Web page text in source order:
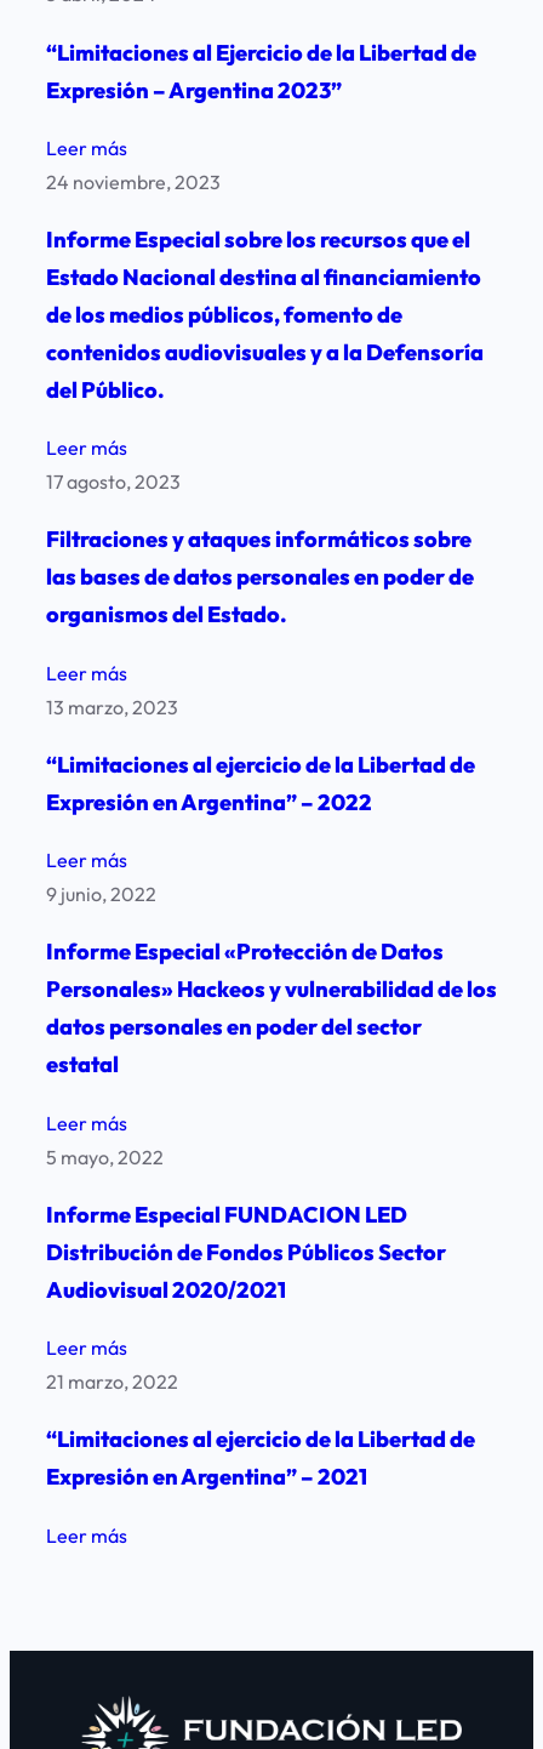
Ejercicio
de
de
Expresión
–
“Limitaciones al Ejercicio de la Libertad de
Expresión – Argentina 2023”
Leer más:
“Limitaciones
Ejercicio
de
la
Libertad
de
–
Argentina
24 noviembre, 2023
Informe Especial sobre los recursos que el
Estado Nacional destina al financiamiento
de los medios públicos, fomento de
contenidos audiovisuales y a la Defensoría
del Público.
Leer más:
Informe
sobre
los
recursos
el
Estado
Nacional
de
medios
públicos,
fomento
audiovisuales
y
la
Defensoría
del
17 agosto, 2023
Filtraciones y ataques informáticos sobre
las bases de datos personales en poder de
organismos del Estado.
Leer más:
Filtraciones
ataques
informáticos
bases
de
datos
organismos
Estado.
13 marzo, 2023
“Limitaciones al ejercicio de la Libertad de
Expresión en Argentina” – 2022
Leer más:
“Limitaciones
ejercicio
de
la
Expresión
en
2022
9 junio, 2022
Informe Especial «Protección de Datos
Personales» Hackeos y vulnerabilidad de los
datos personales en poder del sector
estatal
Leer más:
Informe
«Protección
de
Datos
Hackeos
y
vulnerabilidad
sector
estatal
5 mayo, 2022
Informe Especial FUNDACION LED
Distribución de Fondos Públicos Sector
Audiovisual 2020/2021
Leer más:
Informe
FUNDACION
LED
Sector
2020/2021
21 marzo, 2022
“Limitaciones al ejercicio de la Libertad de
Expresión en Argentina” – 2021
Leer más:
la
Libertad